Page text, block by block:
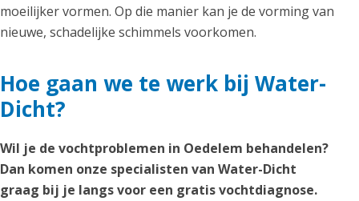
moeilijker vormen. Op die manier kan je de vorming van
nieuwe, schadelijke schimmels voorkomen.
Hoe gaan we te werk bij Water-
Dicht?
Wil je de vochtproblemen in Oedelem behandelen?
Dan komen onze specialisten van Water-Dicht
graag bij je langs voor een gratis vochtdiagnose.